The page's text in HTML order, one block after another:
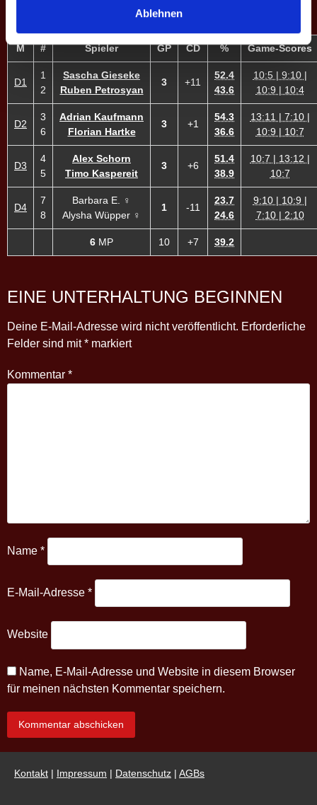
Ablehnen
DOPPEL-MATCHES
M # Spieler GP CD % Game-Scores
D1
1
2
Sascha Gieseke
Ruben Petrosyan
3 +11
52.4
43.6
10:5 | 9:10 |
10:9 | 10:4
D2
3
6
Adrian Kaufmann
Florian Hartke
3 +1
54.3
36.6
13:11 | 7:10 |
10:9 | 10:7
D3
4
5
Alex Schorn
Timo Kaspereit
3 +6
51.4
38.9
10:7 | 13:12 |
10:7
D4
7
8
Barbara E. ♀
Alysha Wüpper ♀
1 -11
23.7
24.6
9:10 | 10:9 |
7:10 | 2:10
6 MP 10 +7 39.2
EINE UNTERHALTUNG BEGINNEN
Deine E-Mail-Adresse wird nicht veröffentlicht. Erforderliche
Felder sind mit* markiert
Kommentar *
Name *
E-Mail-Adresse *
Website
Name, E-Mail-Adresse und Website in diesem Browser
für meinen nächsten Kommentar speichern.
Kontakt | Impressum | Datenschutz | AGBs